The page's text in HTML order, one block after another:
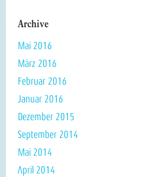
Archive
Mai 2016
März 2016
Februar 2016
Januar 2016
Dezember 2015
September 2014
Mai 2014
April 2014